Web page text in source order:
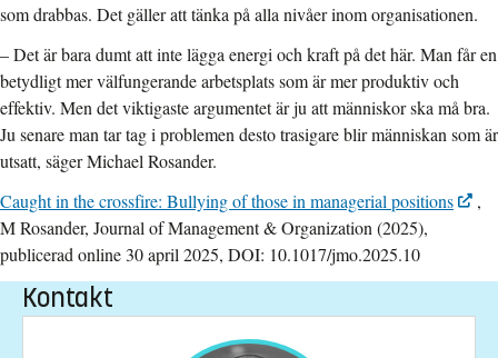
som drabbas. Det gäller att tänka på alla nivåer inom organisationen.
– Det är bara dumt att inte lägga energi och kraft på det här. Man får en
betydligt mer välfungerande arbetsplats som är mer produktiv och
effektiv. Men det viktigaste argumentet är ju att människor ska må bra.
Ju senare man tar tag i problemen desto trasigare blir människan som är
utsatt, säger Michael Rosander.
Caught in the crossfire: Bullying of those in managerial positions
,
M Rosander, Journal of Management & Organization (2025),
publicerad online 30 april 2025, DOI: 10.1017/jmo.2025.10
Kontakt